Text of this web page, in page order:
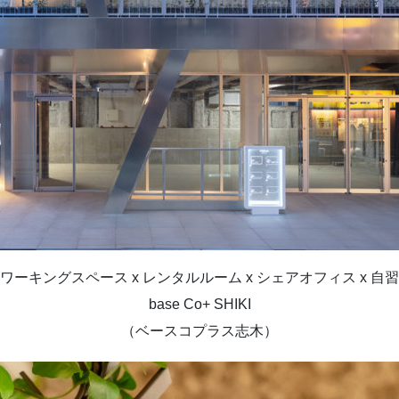
ーキングスペース x レンタルルーム x シェアオフィス x 自
base Co+ SHIKI
（ベースコプラス志木）